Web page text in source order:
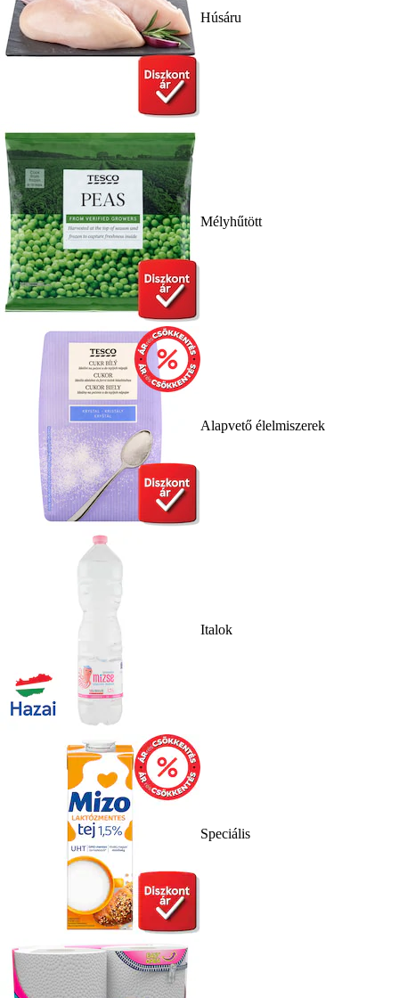
Húsáru
Mélyhűtött
Alapvető élelmiszerek
Italok
Speciális